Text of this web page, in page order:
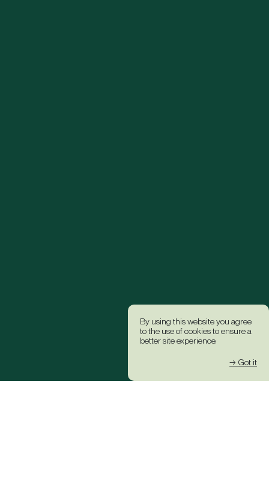
By using this website you agree
to the use of cookies to ensure a
better site experience.
→ Got it